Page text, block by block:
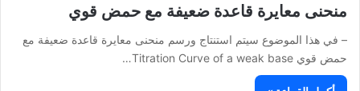
منحنى معايرة قاعدة ضعيفة مع حمض قوي
– في هذا الموضوع سيتم استنتاج ورسم منحنى معايرة قاعدة ضعيفة مع
حمض قوي Titration Curve of a weak base…